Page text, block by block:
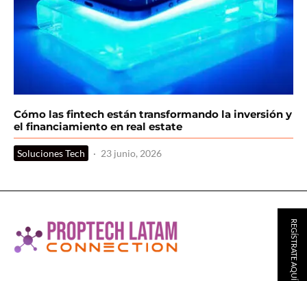
Cómo las fintech están transformando la inversión y
el financiamiento en real estate
Soluciones Tech · 23 junio, 2026
REGÍSTRATE AQUÍ